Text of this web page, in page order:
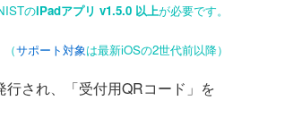
のiPadアプリ v1.5.0 以上が必要です。
（サポート対象は最新iOSの2世代前以降）
され、「受付用QRコード」を